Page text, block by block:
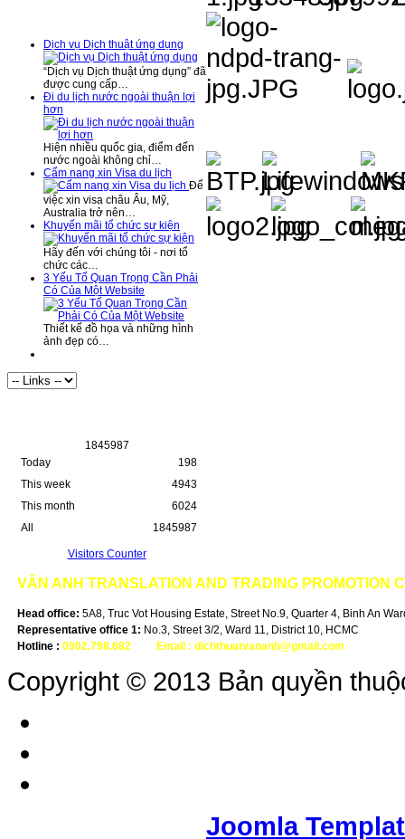
Dịch vụ Dịch thuật ứng dụng
“Dịch vụ Dịch thuật ứng dụng” đã
được cung cấp…
Đi du lịch nước ngoài thuận lợi
hơn
Hiện nhiều quốc gia, điểm đến
nước ngoài không chỉ…
Cẩm nang xin Visa du lịch
Để
việc xin visa châu Âu, Mỹ,
Australia trở nên…
Khuyến mãi tổ chức sự kiện
Hãy đến với chúng tôi - nơi tổ
chức các…
3 Yếu Tố Quan Trọng Cần Phải
Có Của Một Website
Thiết kế đồ họa và những hình
ảnh đẹp có…
1845987
Today
This week
This month
All
198
4943
6024
1845987
Visitors Counter
VÂN ANH TRANSLATION AND TRADING PROMOTION
Head office: 5A8, Truc Vot Housing Estate, Street No.9, Quarter 4, Binh An
Representative office 1: No.3, Street 3/2, Ward 11, District 10, HCMC
Hotline : 0902.798.682 Email : dichthuatvananh@gmail.com
Copyright © 2013 Bản quyền
Joomla